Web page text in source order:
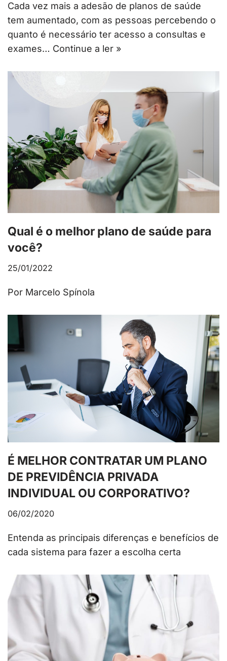
Cada vez mais a adesão de planos de saúde
tem aumentado, com as pessoas percebendo o
quanto é necessário ter acesso a consultas e
exames… Continue a ler »
Qual é o melhor plano de saúde para
você?
25/01/2022
Por Marcelo Spínola
É MELHOR CONTRATAR UM PLANO
DE PREVIDÊNCIA PRIVADA
INDIVIDUAL OU CORPORATIVO?
06/02/2020
Entenda as principais diferenças e benefícios de
cada sistema para fazer a escolha certa